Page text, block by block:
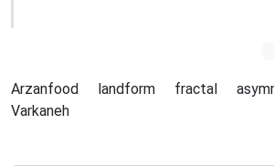
Arzanfood landform fractal
Varkaneh